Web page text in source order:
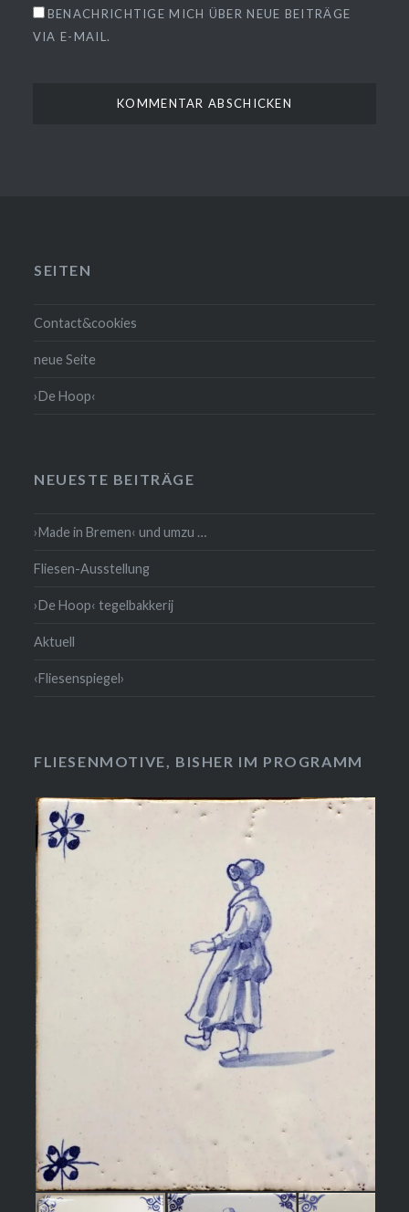
BENACHRICHTIGE MICH ÜBER NEUE BEITRÄGE
VIA E-MAIL.
SEITEN
Contact&cookies
neue Seite
›De Hoop‹
NEUESTE BEITRÄGE
›Made in Bremen‹ und umzu …
Fliesen-Ausstellung
›De Hoop‹ tegelbakkerij
Aktuell
‹Fliesenspiegel›
FLIESENMOTIVE, BISHER IM PROGRAMM